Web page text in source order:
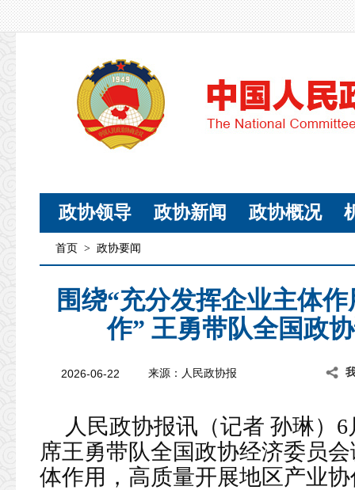
政协领导 政协新闻 政协概况
首页 > 政协要闻
围绕“充分发挥企业主体
作” 王勇带队全国政
2026-06-22 来源： 人民政协报
人民政协报讯（记者 孙琳）
席王勇带队全国政协经济委员
体作用，高质量开展地区产业